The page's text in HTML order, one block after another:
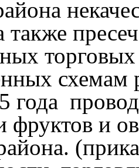
также
года
фруктов и